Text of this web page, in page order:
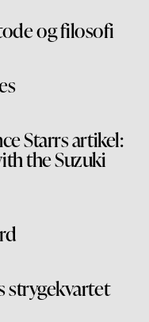
og filosofi
Starrs artikel:
the Suzuki
strygekvartet